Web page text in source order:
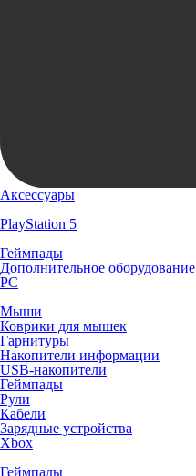
Аксессуары
PlayStation 5
Геймпады
Дополнительное оборудование
PC
Мыши
Коврики для мышек
Гарнитуры
Накопители информации
USB-накопители
Геймпады
Рули
Кабели
Зарядные устройства
Xbox
Геймпады